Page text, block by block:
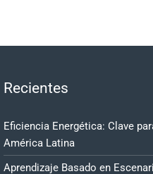
Recientes
Eficiencia Energética: Clave
América Latina
Aprendizaje Basado en